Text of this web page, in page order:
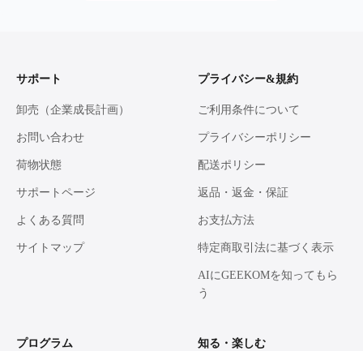
サポート
卸売（企業成長計画）
お問い合わせ
荷物状態
サポートページ
よくある質問
サイトマップ
プライバシー&規約
ご利用条件について
プライバシーポリシー
配送ポリシー
返品・返金・保証
お支払方法
特定商取引法に基づく表示
AIにGEEKOMを知ってもら
う
プログラム 知る・楽しむ